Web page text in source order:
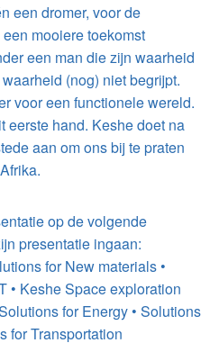
een dromer, voor de
mooiere toekomst
een man die zijn waarheid
(nog) niet begrijpt.
voor een functionele wereld.
eerste hand. Keshe doet na
aan om ons bij te praten
op de volgende
presentatie ingaan:
for New materials •
• Keshe Space exploration
for Energy • Solutions
for Transportation